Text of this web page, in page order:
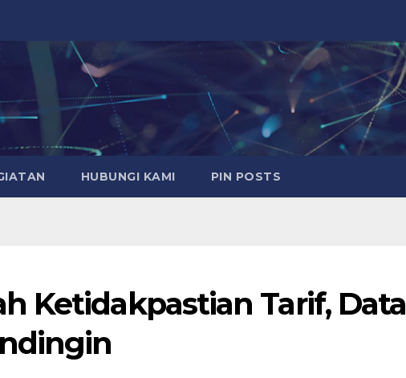
HUBUNGI KAMI PIN POSTS
Ketidakpastian Tarif, Data